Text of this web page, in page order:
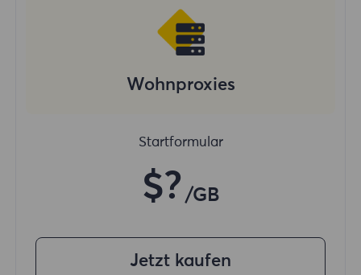
Wohnproxies
Startformular
$? /GB
Jetzt kaufen